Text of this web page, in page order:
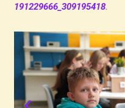
191229666_309195418.